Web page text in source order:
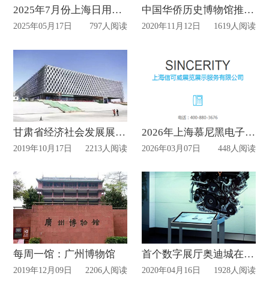
2025年7月份上海日用百货展设计搭建
2025年05月17日 797人阅读
中国华侨历史博物馆推出VR网上展馆
2020年11月12日 1619人阅读
甘肃省经济社会发展展览馆已开馆运营！
2019年10月17日 2213人阅读
2026年上海慕尼黑电子展设计策划方案
2026年03月07日 448人阅读
每周一馆：广州博物馆
2019年12月09日 2206人阅读
首个数字展厅奥迪城在伦敦市中心开业
2020年04月16日 1928人阅读